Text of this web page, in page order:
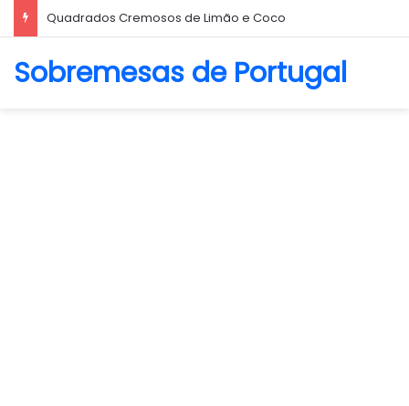
Biscoito Amanteigado
Sobremesas de Portugal